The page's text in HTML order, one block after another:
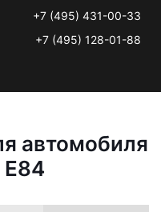
+7 (495) 431-00-33
+7 (495) 128-01-88
автомобиля
E84